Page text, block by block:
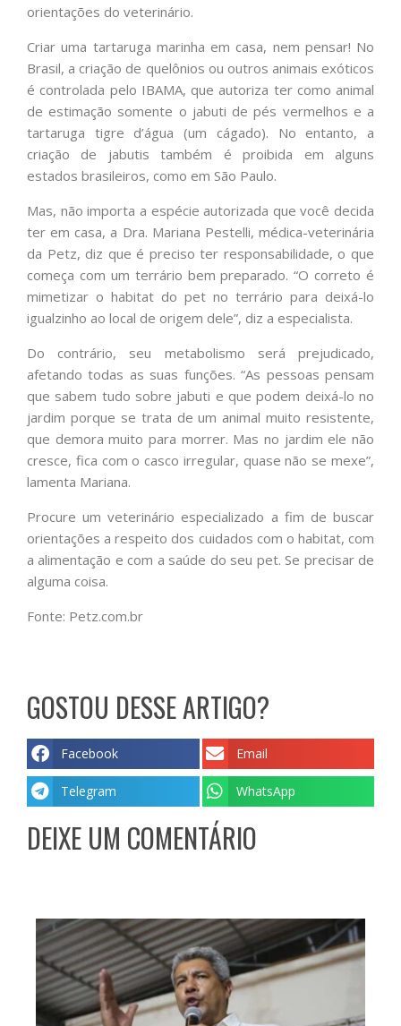
orientações do veterinário.
Criar uma tartaruga marinha em casa, nem pensar! No
Brasil, a criação de quelônios ou outros animais exóticos
é controlada pelo IBAMA, que autoriza ter como animal
de estimação somente o jabuti de pés vermelhos e a
tartaruga tigre d’água (um cágado). No entanto, a
criação de jabutis também é proibida em alguns
estados brasileiros, como em São Paulo.
Mas, não importa a espécie autorizada que você decida
ter em casa, a Dra. Mariana Pestelli, médica-veterinária
da Petz, diz que é preciso ter responsabilidade, o que
começa com um terrário bem preparado. “O correto é
mimetizar o habitat do pet no terrário para deixá-lo
igualzinho ao local de origem dele”, diz a especialista.
Do contrário, seu metabolismo será prejudicado,
afetando todas as suas funções. “As pessoas pensam
que sabem tudo sobre jabuti e que podem deixá-lo no
jardim porque se trata de um animal muito resistente,
que demora muito para morrer. Mas no jardim ele não
cresce, fica com o casco irregular, quase não se mexe”,
lamenta Mariana.
Procure um veterinário especializado a fim de buscar
orientações a respeito dos cuidados com o habitat, com
a alimentação e com a saúde do seu pet. Se precisar de
alguma coisa.
Fonte: Petz.com.br
GOSTOU DESSE ARTIGO?
Facebook Email
Telegram WhatsApp
DEIXE UM COMENTÁRIO